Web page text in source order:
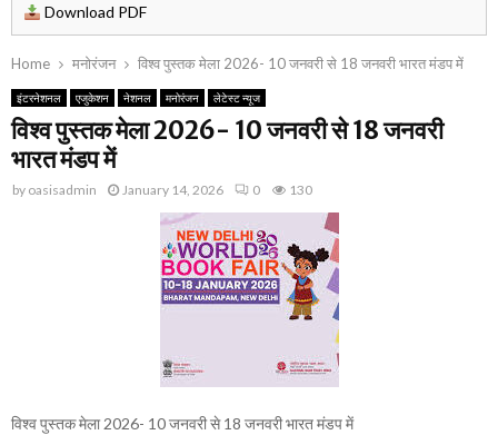
Home मनोरंजन विश्व पुस्तक मेला 2026- 10 जनवरी से 18 जनवरी भारत मंडप में
इंटरनेशनल एजुकेशन नेशनल मनोरंजन लेटेस्ट न्यूज
विश्व पुस्तक मेला 2026- 10 जनवरी से 18 जनवरी
भारत मंडप में
by oasisadmin January 14, 2026 0 130
विश्व पुस्तक मेला 2026- 10 जनवरी से 18 जनवरी भारत मंडप में
Download PDF